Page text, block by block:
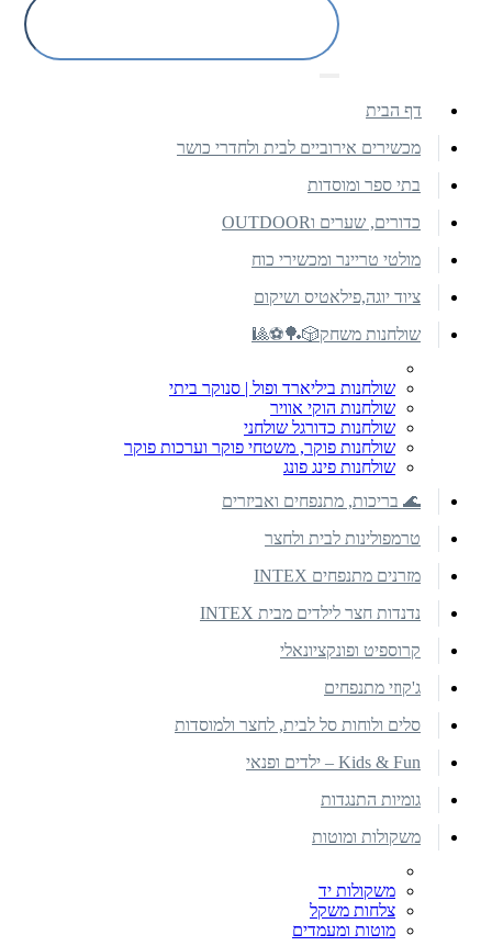
דף הבית
מכשירים אירוביים לבית ולחדרי כושר
בתי ספר ומוסדות
כדורים, שערים וOUTDOOR
מולטי טריינר ומכשירי כוח
ציוד יוגה,פילאטיס ושיקום
שולחנות משחק🎲🏓⚽🎱
שולחנות ביליארד ופול | סנוקר ביתי
שולחנות הוקי אוויר
שולחנות כדורגל שולחני
שולחנות פוקר, משטחי פוקר וערכות פוקר
שולחנות פינג פונג
🌊 בריכות, מתנפחים ואביזרים
טרמפולינות לבית ולחצר
מזרנים מתנפחים INTEX
נדנדות חצר לילדים מבית INTEX
קרוספיט ופונקציונאלי
ג'קוזי מתנפחים
סלים ולוחות סל לבית, לחצר ולמוסדות
Kids & Fun – ילדים ופנאי
גומיות התנגדות
משקולות ומוטות
משקולות יד
צלחות משקל
מוטות ומעמדים